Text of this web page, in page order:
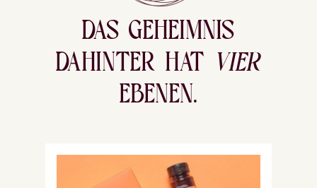
DAS GEHEIMNIS
DAHINTER HAT VIER
EBENEN.